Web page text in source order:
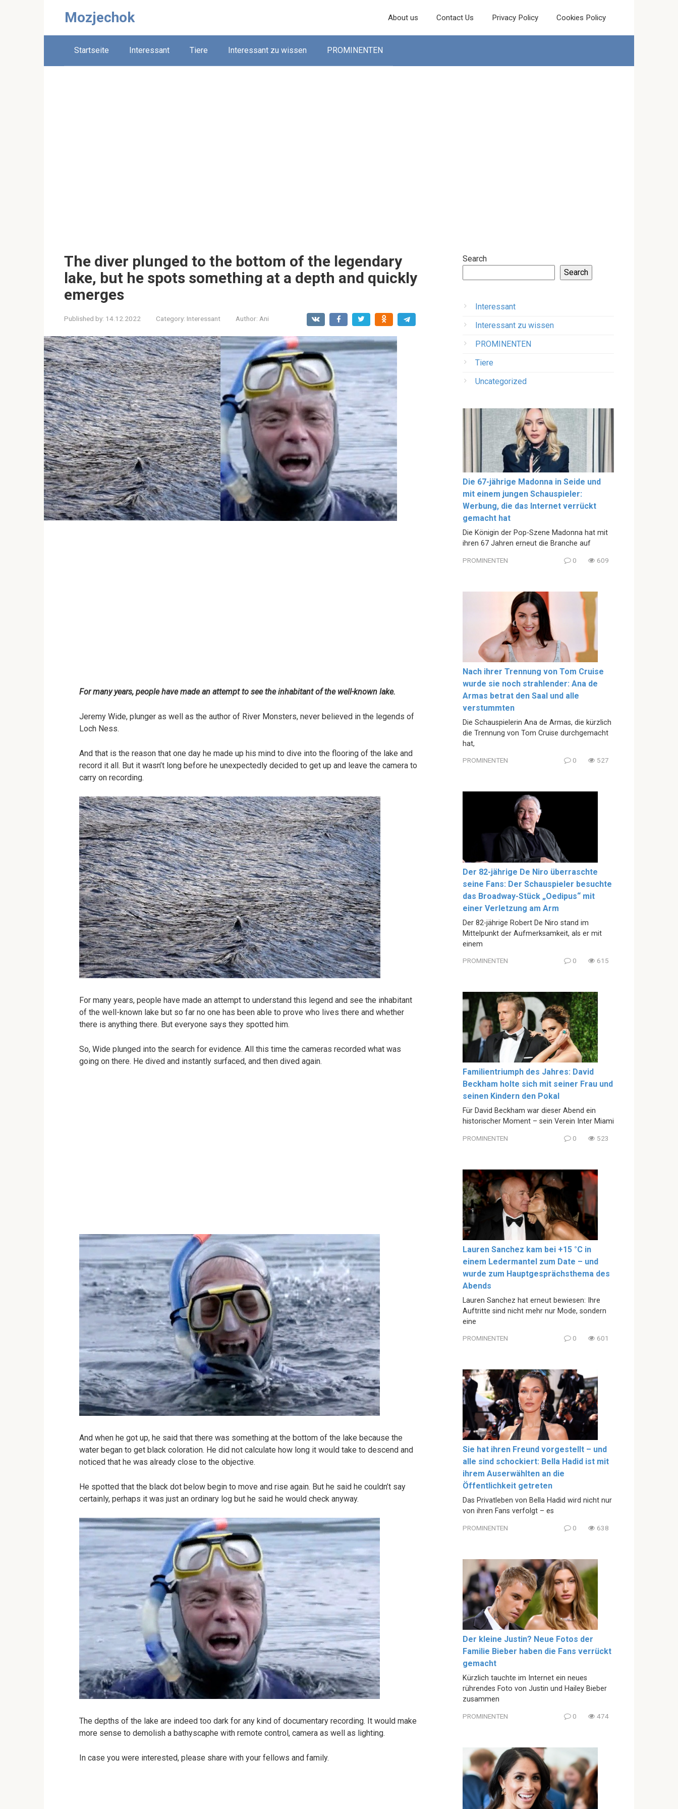
Mozjechok About us Contact Us Privacy Policy Cookies Policy
Startseite Interessant Tiere Interessant zu wissen PROMINENTEN
The diver plunged to the bottom of the legendary
lake, but he spots something at a depth and quickly
emerges
Published by: 14.12.2022 Category: Interessant Author: Ani
For many years, people have made an attempt to see the inhabitant of the well-known lake.
Jeremy Wide, plunger as well as the author of River Monsters, never believed in the legends of
Loch Ness.
And that is the reason that one day he made up his mind to dive into the flooring of the lake and
record it all. But it wasn’t long before he unexpectedly decided to get up and leave the camera to
carry on recording.
For many years, people have made an attempt to understand this legend and see the inhabitant
of the well-known lake but so far no one has been able to prove who lives there and whether
there is anything there. But everyone says they spotted him.
So, Wide plunged into the search for evidence. All this time the cameras recorded what was
going on there. He dived and instantly surfaced, and then dived again.
And when he got up, he said that there was something at the bottom of the lake because the
water began to get black coloration. He did not calculate how long it would take to descend and
noticed that he was already close to the objective.
He spotted that the black dot below begin to move and rise again. But he said he couldn’t say
certainly, perhaps it was just an ordinary log but he said he would check anyway.
The depths of the lake are indeed too dark for any kind of documentary recording. It would make
more sense to demolish a bathyscaphe with remote control, camera as well as lighting.
In case you were interested, please share with your fellows and family.
Search
Search
Interessant
Interessant zu wissen
PROMINENTEN
Tiere
Uncategorized
Die 67-jährige Madonna in Seide und
mit einem jungen Schauspieler:
Werbung, die das Internet verrückt
gemacht hat
Die Königin der Pop-Szene Madonna hat mit
ihren 67 Jahren erneut die Branche auf
PROMINENTEN 0 609
Nach ihrer Trennung von Tom Cruise
wurde sie noch strahlender: Ana de
Armas betrat den Saal und alle
verstummten
Die Schauspielerin Ana de Armas, die kürzlich
die Trennung von Tom Cruise durchgemacht
hat,
PROMINENTEN 0 527
Der 82-jährige De Niro überraschte
seine Fans: Der Schauspieler besuchte
das Broadway-Stück „Oedipus“ mit
einer Verletzung am Arm
Der 82-jährige Robert De Niro stand im
Mittelpunkt der Aufmerksamkeit, als er mit
einem
PROMINENTEN 0 615
Familientriumph des Jahres: David
Beckham holte sich mit seiner Frau und
seinen Kindern den Pokal
Für David Beckham war dieser Abend ein
historischer Moment – sein Verein Inter Miami
PROMINENTEN 0 523
Lauren Sanchez kam bei +15 °C in
einem Ledermantel zum Date – und
wurde zum Hauptgesprächsthema des
Abends
Lauren Sanchez hat erneut bewiesen: Ihre
Auftritte sind nicht mehr nur Mode, sondern
eine
PROMINENTEN 0 601
Sie hat ihren Freund vorgestellt – und
alle sind schockiert: Bella Hadid ist mit
ihrem Auserwählten an die
Öffentlichkeit getreten
Das Privatleben von Bella Hadid wird nicht nur
von ihren Fans verfolgt – es
PROMINENTEN 0 638
Der kleine Justin? Neue Fotos der
Familie Bieber haben die Fans verrückt
gemacht
Kürzlich tauchte im Internet ein neues
rührendes Foto von Justin und Hailey Bieber
zusammen
PROMINENTEN 0 474